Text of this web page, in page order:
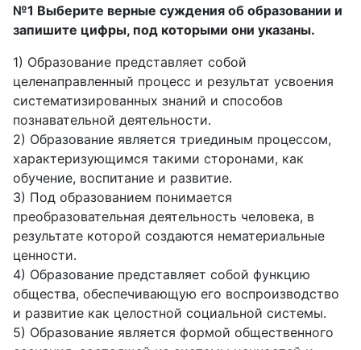
№1 Выберите верные суждения об образовании и
запишите цифры, под которыми они указаны.
1) Образование представляет собой
целенаправленный процесс и результат усвоения
систематизированных знаний и способов
познавательной деятельности.
2) Образование является триединым процессом,
характеризующимся такими сторонами, как
обучение, воспитание и развитие.
3) Под образованием понимается
преобразовательная деятельность человека, в
результате которой создаются нематериальные
ценности.
4) Образование представляет собой функцию
общества, обеспечивающую его воспроизводство
и развитие как целостной социальной системы.
5) Образование является формой общественного